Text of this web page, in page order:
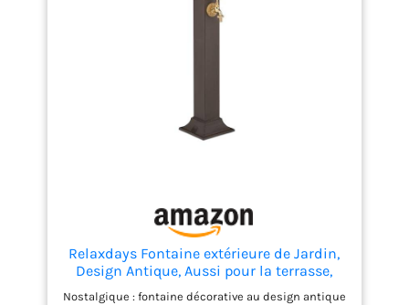
Relaxdays Fontaine extérieure de Jardin,
Design Antique, Aussi pour la terrasse,
HLP 71x17x21 cm, Marron foncé
Nostalgique : fontaine décorative au design antique